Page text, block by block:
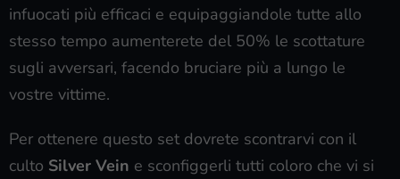
infuocati più efficaci e equipaggiandole tutte allo
stesso tempo aumenterete del 50% le scottature
sugli avversari, facendo bruciare più a lungo le
vostre vittime.
Per ottenere questo set dovrete scontrarvi con il
culto Silver Vein e sconfiggerli tutti coloro che vi si